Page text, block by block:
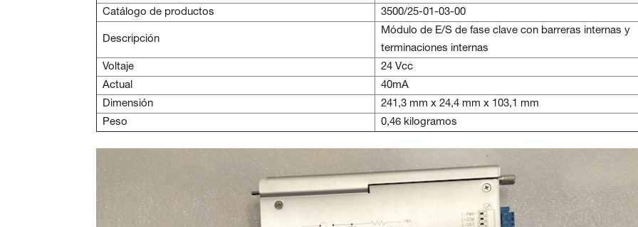
Catálogo de productos
3500/25-01-03-00
Descripción
Módulo de E/S de fase clave con barreras internas y
terminaciones internas
Voltaje
24 Vcc
Actual
40mA
Dimensión
241,3 mm x 24,4 mm x 103,1 mm
Peso
0,46 kilogramos